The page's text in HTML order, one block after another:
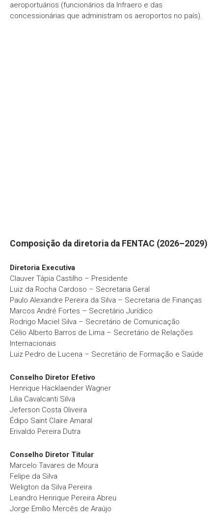
aeroportuários (funcionários da Infraero e das
concessionárias que administram os aeroportos no país).
Composição da diretoria da FENTAC (2026–2029)
Diretoria Executiva
Clauver Tápia Castilho – Presidente
Luiz da Rocha Cardoso – Secretaria Geral
Paulo Alexandre Pereira da Silva – Secretaria de Finanças
Marcos André Fortes – Secretário Jurídico
Rodrigo Maciel Silva – Secretário de Comunicação
Célio Alberto Barros de Lima – Secretário de Relações
Internacionais
Luiz Pedro de Lucena – Secretário de Formação e Saúde
Conselho Diretor Efetivo
Henrique Hacklaender Wagner
Lilia Cavalcanti Silva
Jeferson Costa Oliveira
Édipo Saint Claire Amaral
Erivaldo Pereira Dutra
Conselho Diretor Titular
Marcelo Tavares de Moura
Felipe da Silva
Weligton da Silva Pereira
Leandro Henrique Pereira Abreu
Jorge Emílio Mercês de Araújo